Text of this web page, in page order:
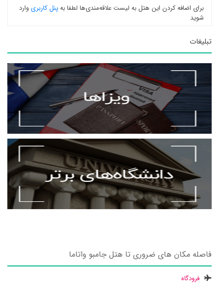
برای اضافه کردن این هتل به لیست علاقه‌مندی‌ها لطفا بهپنل کاربری وارد
شوید
تبلیغات
فاصله مکان های ضروری تا هتل جامبو واتاما
فرودگاه